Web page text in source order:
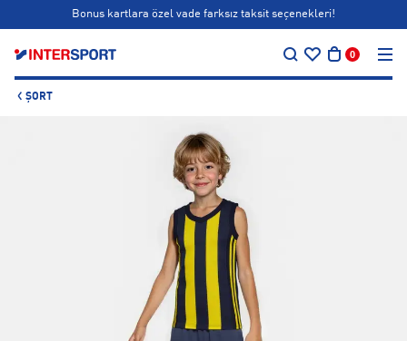
Bonus kartlara özel vade farksız taksit seçenekleri!
0
ŞORT